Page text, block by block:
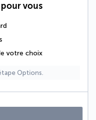
pour vous
votre choix
Options.